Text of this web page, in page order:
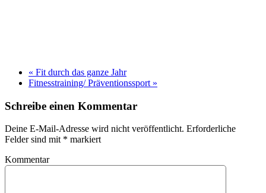
« Fit durch das ganze Jahr
Fitnesstraining/ Präventionssport »
Schreibe einen Kommentar
Deine E-Mail-Adresse wird nicht veröffentlicht. Erforderliche
Felder sind mit * markiert
Kommentar